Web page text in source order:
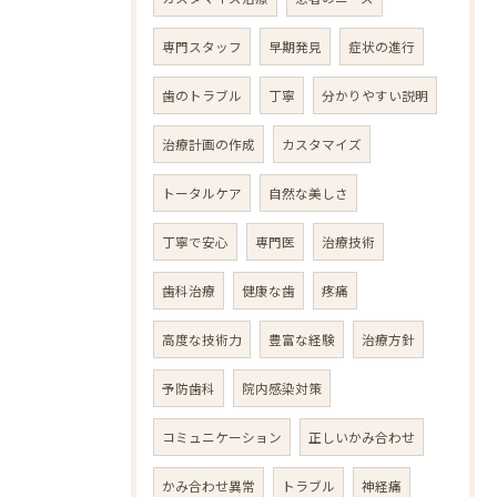
専門スタッフ 早期発見 症状の進行
歯のトラブル 丁寧 分かりやすい説明
治療計画の作成 カスタマイズ
トータルケア 自然な美しさ
丁寧で安心 専門医 治療技術
歯科治療 健康な歯 疼痛
高度な技術力 豊富な経験 治療方針
予防歯科 院内感染対策
コミュニケーション 正しいかみ合わせ
かみ合わせ異常 トラブル 神経痛